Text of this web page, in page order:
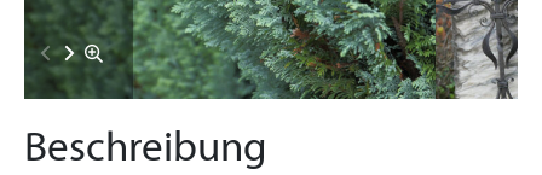
Beschreibung